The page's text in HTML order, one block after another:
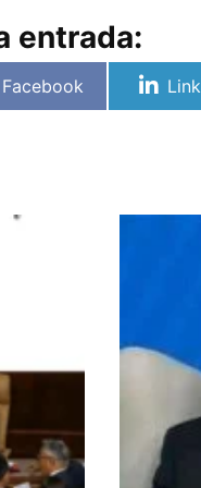
entrada:
Compartir
Facebook